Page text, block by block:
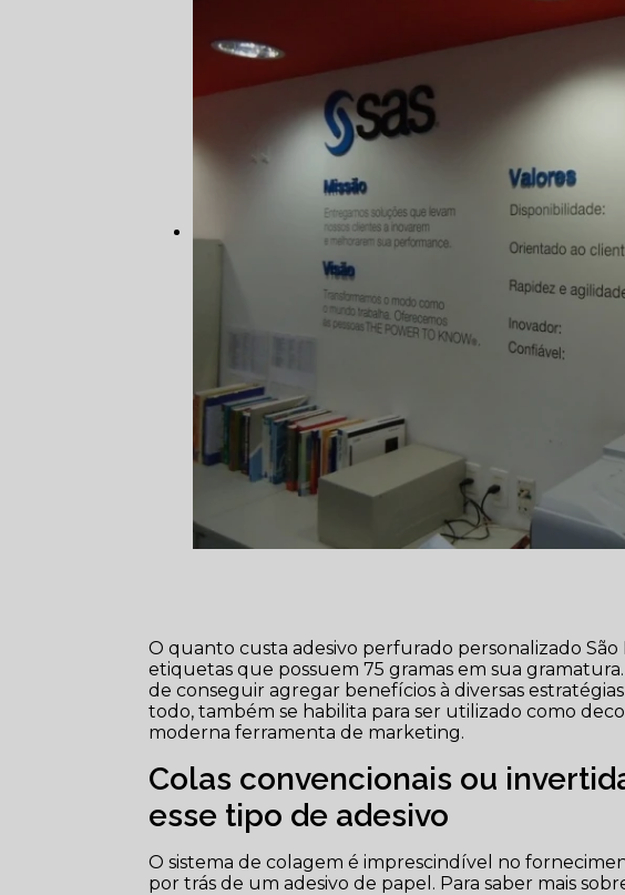
O quanto custa adesivo perfurado personalizado
etiquetas que possuem 75 gramas em sua
de conseguir agregar benefícios à diversas
todo, também se habilita para ser utilizado como
moderna ferramenta de marketing.
Colas convencionais ou
esse tipo de adesivo
O sistema de colagem é imprescindível no
por trás de um adesivo de papel. Para saber mais